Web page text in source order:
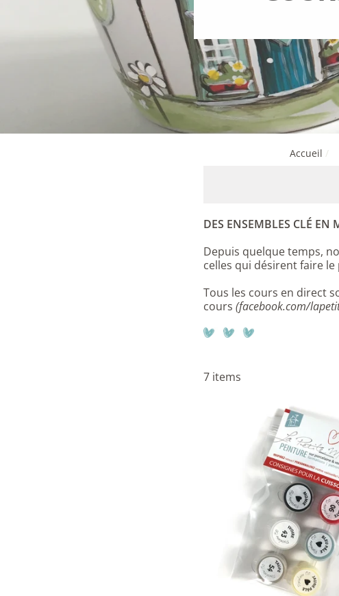
Accueil /
DES ENSEMBLES CLÉ EN
Depuis quelque temps,
celles qui désirent faire
Tous les cours en direct
cours(facebook.com/
7 items